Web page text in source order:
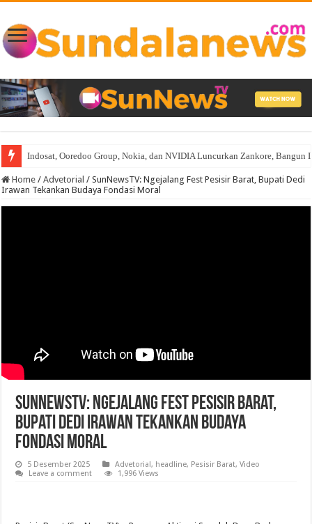
Indosat, Ooredoo Group, Nokia, dan NVIDIA Luncurkan Zankore, Bangun
Home / Advetorial / SunNewsTV: Ngejalang Fest Pesisir Barat, Bupati Dedi
Irawan Tekankan Budaya Fondasi Moral
SunNewsTV: Ngejalang Fest Pesisir Barat,
Bupati Dedi Irawan Tekankan Budaya
Fondasi Moral
5 Desember 2025 Advetorial, headline, Pesisir Barat,Video
Leave a comment
1,996 Views